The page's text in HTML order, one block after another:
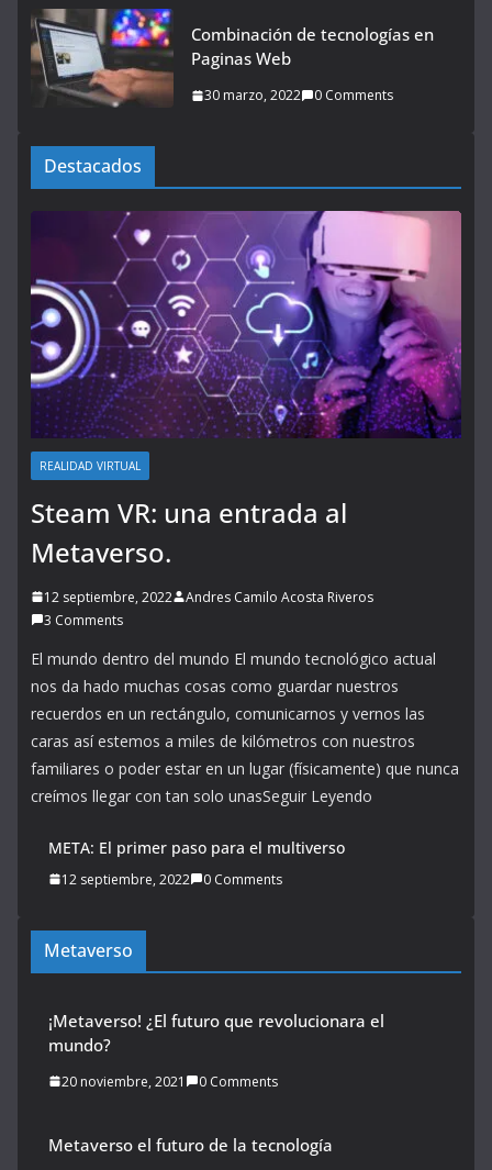
Combinación de tecnologías en
Paginas Web
30 marzo, 2022 0 Comments
Destacados
REALIDAD VIRTUAL
Steam VR: una entrada al
Metaverso.
12 septiembre, 2022
Andres Camilo Acosta Riveros
3 Comments
El mundo dentro del mundo El mundo tecnológico actual
nos da hado muchas cosas como guardar nuestros
recuerdos en un rectángulo, comunicarnos y vernos las
caras así estemos a miles de kilómetros con nuestros
familiares o poder estar en un lugar (físicamente) que nunca
creímos llegar con tan solo unasSeguir Leyendo
META: El primer paso para el multiverso
12 septiembre, 2022 0 Comments
Metaverso
¡Metaverso! ¿El futuro que revolucionara el
mundo?
20 noviembre, 2021 0 Comments
Metaverso el futuro de la tecnología